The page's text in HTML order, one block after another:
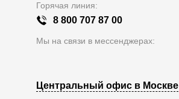
Горячая линия:
8 800 707 87 00
Мы на связи в мессенджерах:
Центральный офис в Москве